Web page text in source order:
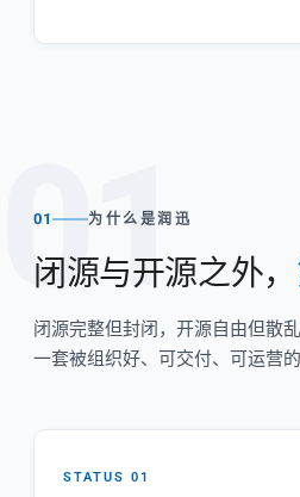
01
01 为什么是润迅
闭源与开源之外，
闭源完整但封闭，开源自由但散
一套被组织好、可交付、可运营的
STATUS 01